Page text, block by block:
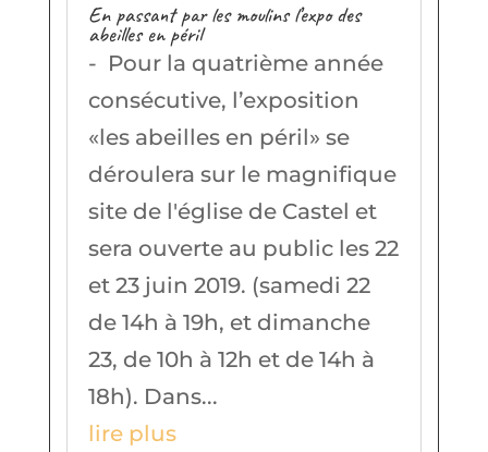
En passant par les moulins l’expo des
abeilles en péril
- Pour la quatrième année
consécutive, l’exposition
«les abeilles en péril» se
déroulera sur le magnifique
site de l'église de Castel et
sera ouverte au public les 22
et 23 juin 2019. (samedi 22
de 14h à 19h, et dimanche
23, de 10h à 12h et de 14h à
18h). Dans...
lire plus